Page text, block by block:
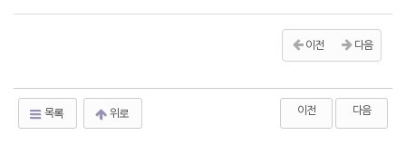
이전 다음
목록 위로 이전 다음